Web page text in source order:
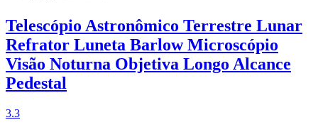
Telescópio Astronômico Terrestre Lunar
Refrator Luneta Barlow Microscópio
Visão Noturna Objetiva Longo Alcance
Pedestal
3.3